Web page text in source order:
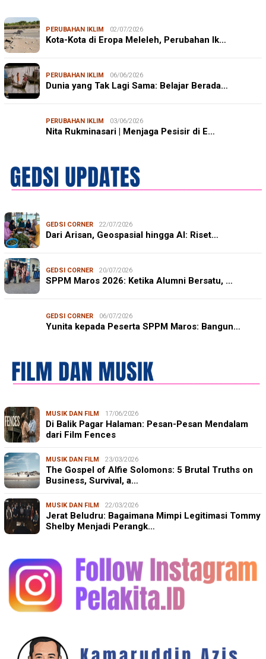
PERUBAHAN IKLIM 02/07/2026
Kota-Kota di Eropa Meleleh, Perubahan Ik…
PERUBAHAN IKLIM 06/06/2026
Dunia yang Tak Lagi Sama: Belajar Berada…
PERUBAHAN IKLIM 03/06/2026
Nita Rukminasari | Menjaga Pesisir di E…
GEDSI CORNER 22/07/2026
Dari Arisan, Geospasial hingga AI: Riset…
GEDSI CORNER 20/07/2026
SPPM Maros 2026: Ketika Alumni Bersatu, …
GEDSI CORNER 06/07/2026
Yunita kepada Peserta SPPM Maros: Bangun…
MUSIK DAN FILM 17/06/2026
Di Balik Pagar Halaman: Pesan-Pesan Mendalam
dari Film Fences
MUSIK DAN FILM 23/03/2026
The Gospel of Alfie Solomons: 5 Brutal Truths on
Business, Survival, a…
MUSIK DAN FILM 22/03/2026
Jerat Beludru: Bagaimana Mimpi Legitimasi Tommy
Shelby Menjadi Perangk…